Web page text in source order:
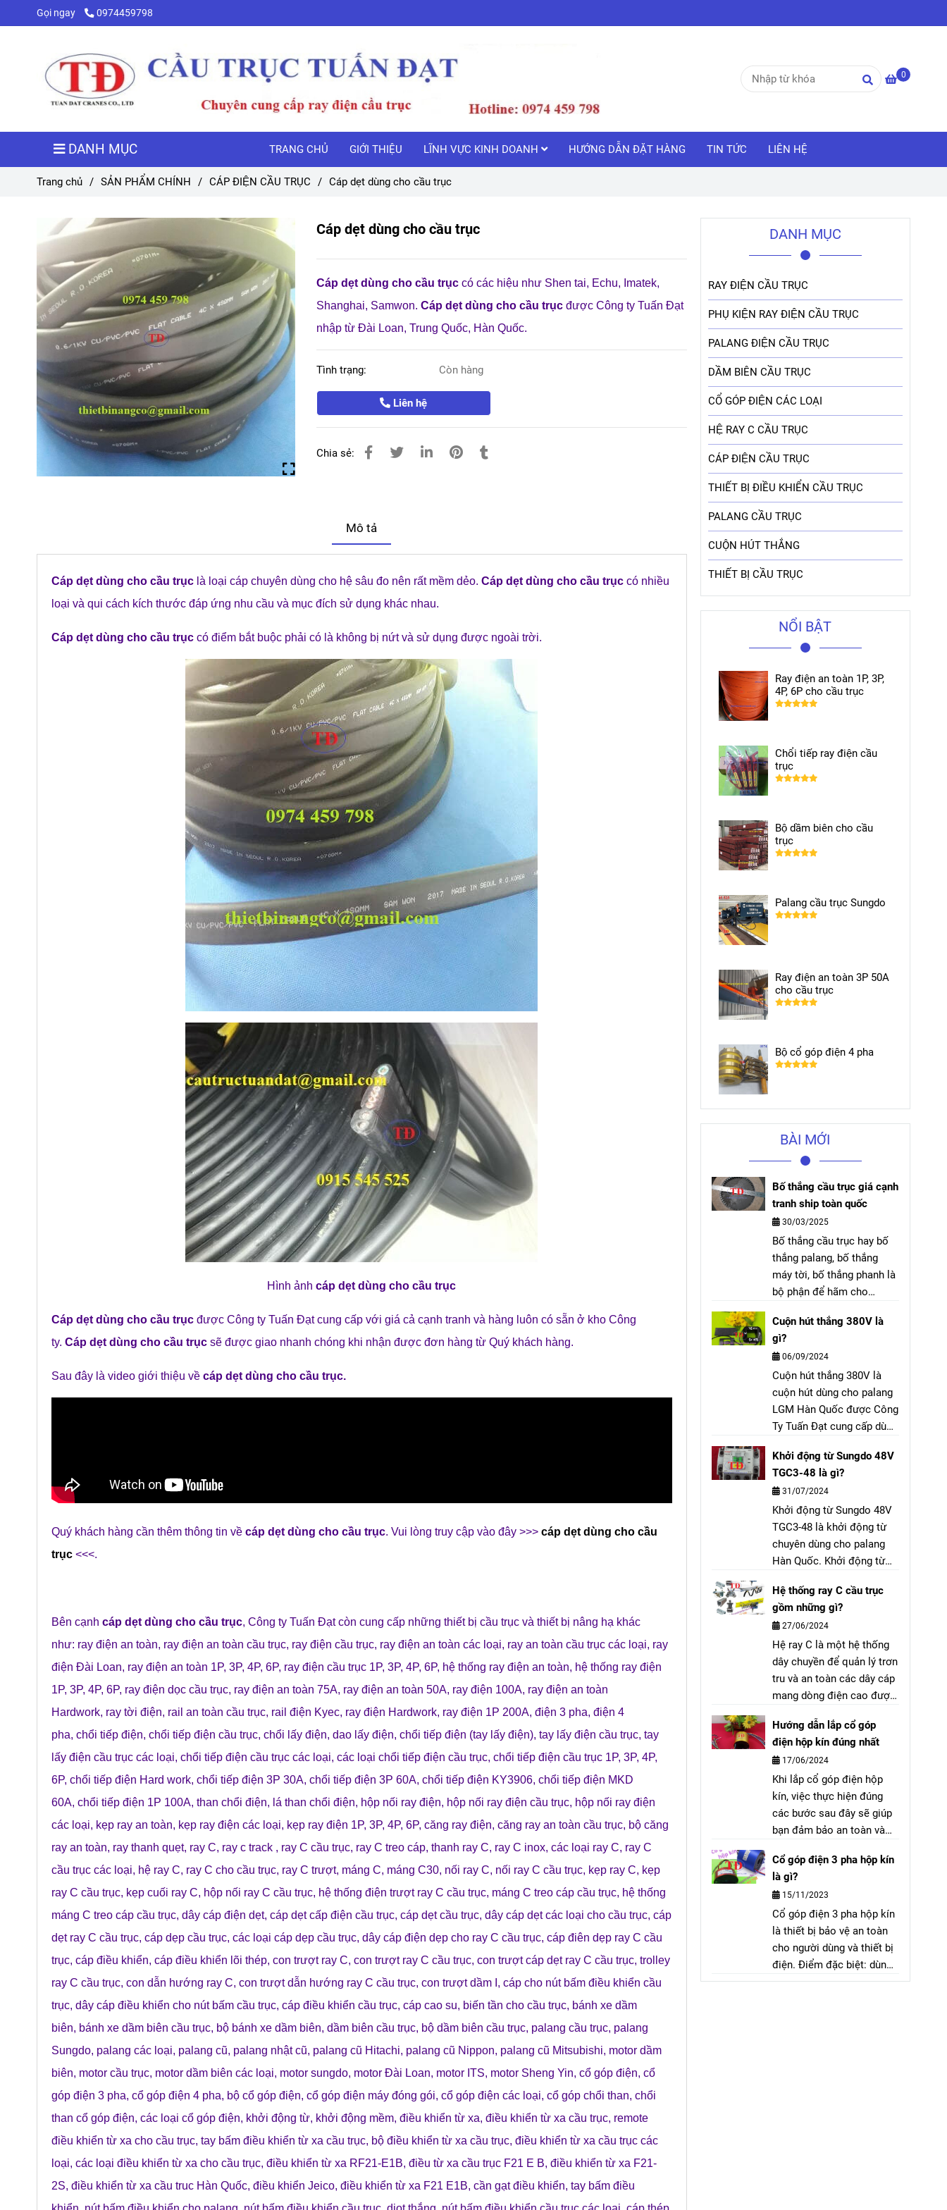
Gọi ngay 0974459798
0
DANH MỤC TRANG CHỦ GIỚI THIỆU LĨNH VỰC KINH DOANH HƯỚNG DẪN ĐẶT HÀNG TIN TỨC LIÊN HỆ
Trang chủ / SẢN PHẨM CHÍNH / CÁP ĐIỆN CẦU TRỤC / Cáp dẹt dùng cho cầu trục
Cáp dẹt dùng cho cầu trục
Cáp dẹt dùng cho cầu trụccó các hiệu như Shen tai, Echu, Imatek,
Shanghai, Samwon. Cáp dẹt dùng cho cầu trụcđược Công ty Tuấn Đạt
nhập từ Đài Loan, Trung Quốc, Hàn Quốc.
Tình trạng: Còn hàng
Liên hệ
Chia sẻ:
Mô tả
Cáp dẹt dùng cho cầu trục là loại cáp chuyên dùng cho hệ sâu đo nên rất mềm dẻo. Cáp dẹt dùng cho cầu trục có nhiều
loại và qui cách kích thước đáp ứng nhu cầu và mục đích sử dụng khác nhau.
Cáp dẹt dùng cho cầu trục có điểm bắt buộc phải có là không bị nứt và sử dụng được ngoài trời.
Hình ảnhcáp dẹt dùng cho cầu trục
Cáp dẹt dùng cho cầu trục được Công ty Tuấn Đạt cung cấp với giá cả cạnh tranh và hàng luôn có sẵn ở kho Công
ty. Cáp dẹt dùng cho cầu trục sẽ được giao nhanh chóng khi nhận được đơn hàng từ Quý khách hàng.
Sau đây là video giới thiệu về cáp dẹt dùng cho cầu trục.
Quý khách hàng cần thêm thông tin về cáp dẹt dùng cho cầu trục. Vui lòng truy cập vào đây >>> cáp dẹt dùng cho cầu
trục <<<.
Bên cạnh cáp dẹt dùng cho cầu trục, Công ty Tuấn Đạtcòn cung cấp những thiết bị cầu trục và thiết bị nâng hạ khác
như: ray điện an toàn, ray điện an toàn cầu trục, ray điện cầu trục, ray điện an toàn các loại, ray an toàn cầu trục các loại, ray
điện Đài Loan, ray điện an toàn 1P, 3P, 4P, 6P, ray điện cầu trục 1P, 3P, 4P, 6P, hệ thống ray điện an toàn, hệ thống ray điện
1P, 3P, 4P, 6P, ray điện dọc cầu trục, ray điện an toàn 75A, ray điện an toàn 50A, ray điện 100A, ray điện an toàn
Hardwork, ray tời điện, rail an toàn cầu trục, rail điện Kyec, ray điện Hardwork, ray điện 1P 200A, điện 3 pha, điện 4
pha, chổi tiếp điện, chổi tiếp điện cầu trục, chổi lấy điện, dao lấy điện, chổi tiếp điện (tay lấy điện), tay lấy điện cầu trục, tay
lấy điện cầu trục các loại, chổi tiếp điện cầu trục các loại, các loại chổi tiếp điện cầu trục, chổi tiếp điện cầu trục 1P, 3P, 4P,
6P, chổi tiếp điện Hard work, chổi tiếp điện 3P 30A, chổi tiếp điện 3P 60A, chổi tiếp điện KY3906, chổi tiếp điện MKD
60A, chổi tiếp điện 1P 100A, than chổi điện, lá than chổi điện, hộp nối ray điện, hộp nối ray điện cầu trục, hộp nối ray điện
các loại, kẹp ray an toàn, kẹp ray điện các loại, kẹp ray điện 1P, 3P, 4P, 6P, căng ray điện, căng ray an toàn cầu trục, bộ căng
ray an toàn, ray thanh quẹt, ray C, ray c track , ray C cầu trục, ray C treo cáp, thanh ray C, ray C inox, các loại ray C, ray C
cầu trục các loại, hệ ray C, ray C cho cầu trục, ray C trượt, máng C, máng C30, nối ray C, nối ray C cầu trục, kẹp ray C, kẹp
ray C cầu trục, kẹp cuối ray C, hộp nối ray C cầu trục, hệ thống điện trượt ray C cầu trục, máng C treo cáp cầu trục, hệ thống
máng C treo cáp cầu trục, dây cáp điện dẹt, cáp dẹt cấp điện cầu trục, cáp dẹt cầu trục, dây cáp dẹt các loại cho cầu trục, cáp
dẹt ray C cầu trục, cáp dẹp cầu trục, các loại cáp dẹp cầu trục, dây cáp điện dẹp cho ray C cầu trục, cáp điên dẹp ray C cầu
trục, cáp điều khiển, cáp điều khiển lõi thép, con trượt ray C, con trượt ray C cầu trục, con trượt cáp dẹt ray C cầu trục, trolley
ray C cầu trục, con dẫn hướng ray C, con trượt dẫn hướng ray C cầu trục, con trượt dầm I , cáp cho nút bấm điều khiển cầu
trục, dây cáp điều khiển cho nút bấm cầu trục, cáp điều khiển cầu trục, cáp cao su, biến tần cho cầu trục, bánh xe dầm
biên, bánh xe dầm biên cầu trục, bộ bánh xe dầm biên, dầm biên cầu trục, bộ dầm biên cầu trục, palang cầu trục, palang
Sungdo, palang các loại, palang cũ, palang nhật cũ, palang cũ Hitachi, palang cũ Nippon, palang cũ Mitsubishi, motor dầm
biên, motor cầu trục, motor dầm biên các loại, motor sungdo, motor Đài Loan, motor ITS, motor Sheng Yin, cổ góp điện, cổ
góp điện 3 pha, cổ góp điện 4 pha, bộ cổ góp điện, cổ góp điện máy đóng gói, cổ góp điện các loại, cổ góp chổi than, chổi
than cổ góp điện, các loại cổ góp điện, khởi động từ, khởi động mềm, điều khiển từ xa, điều khiển từ xa cầu trục, remote
điều khiển từ xa cho cầu trục, tay bấm điều khiển từ xa cầu trục, bộ điều khiển từ xa cầu trục, điều khiển từ xa cầu trục các
loại, các loại điều khiển từ xa cho cầu trục, điều khiển từ xa RF21-E1B, điều từ xa cầu trục F21 E B, điều khiển từ xa F21-
2S, điều khiển từ xa cầu truc Hàn Quốc, điều khiển Jeico, điều khiển từ xa F21 E1B, cần gạt điều khiển, tay bấm điều
DANH MỤC
RAY ĐIỆN CẦU TRỤC
PHỤ KIỆN RAY ĐIỆN CẦU TRỤC
PALANG ĐIỆN CẦU TRỤC
DẦM BIÊN CẦU TRỤC
CỔ GÓP ĐIỆN CÁC LOẠI
HỆ RAY C CẦU TRỤC
CÁP ĐIỆN CẦU TRỤC
THIẾT BỊ ĐIỀU KHIỂN CẦU TRỤC
PALANG CẦU TRỤC
CUỘN HÚT THẮNG
THIẾT BỊ CẦU TRỤC
NỔI BẬT
Ray điện an toàn 1P, 3P,
4P, 6P cho cầu trục
Chổi tiếp ray điện cầu
trục
Bộ dầm biên cho cầu
trục
Palang cầu trục Sungdo
Ray điện an toàn 3P 50A
cho cầu trục
Bộ cổ góp điện 4 pha
BÀI MỚI
Bố thắng cầu trục giá cạnh
tranh ship toàn quốc
30/03/2025
Bố thắng cầu trục hay bố
thắng palang, bố thắng
máy tời, bố thắng phanh là
bộ phận để hãm cho
vận hành hoặc mất điện.
Cuộn hút thắng 380V là
gì?
06/09/2024
Cuộn hút thắng 380V là
cuộn hút dùng cho palang
LGM Hàn Quốc được Công
Ty Tuấn Đạt cung cấp dùng
dưỡng cho palang hãng
LGM 1 tấn, 2 tấn, 3 tấn, 5
tấn, 10 tấn, …
Khởi động từ Sungdo 48V
TGC3-48 là gì?
31/07/2024
Khởi động từ Sungdo 48V
TGC3-48 là khởi động từ
chuyên dùng cho palang
Hàn Quốc. Khởi động từ
TGC3-48. AC SUNGDO
TGC3-4822 2NO2NC.
Voltage: AC 48V 50/60Hz.
Sản xuất: Hàn Quốc.
Hệ thống ray C cầu trục
gồm những gì?
27/06/2024
Hệ ray C là một hệ thống
dây chuyền để quản lý trơn
tru và an toàn các dây cáp
mang dòng điện cao được
cổng trục và bất kỳ thiết bị
di động công nghiệp nào
khác.
Hướng dẫn lắp cổ góp
điện hộp kín đúng nhất
17/06/2024
Khi lắp cổ góp điện hộp
kín, việc thực hiện đúng
các bước sau đây sẽ giúp
bạn đảm bảo an toàn và
điện của mình.
Cổ góp điện 3 pha hộp kín
là gì?
15/11/2023
Cổ góp điện 3 pha hộp kín
là thiết bị bảo vệ an toàn
cho người dùng và thiết bị
điện. Điểm đặc biệt: dùng
cho động cơ quay, có 3